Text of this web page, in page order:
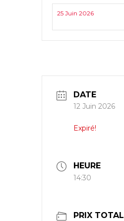
25 Juin 2026
DATE
12 Juin 2026
Expiré!
HEURE
14:30
PRIX TOTAL